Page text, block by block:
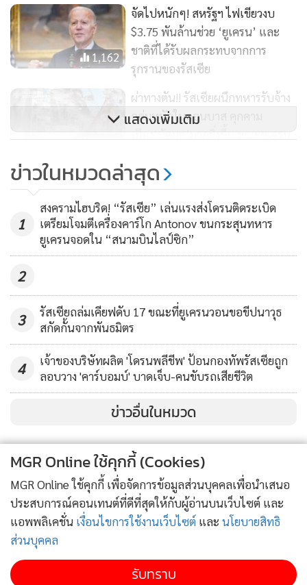
"ระบบใหม่ในด้านป้องกันตนเองและต่อต้านอากาศยาน อย่าง
เช่นแพทริออตของสหรัฐฯ หรือ Crotale ของฝรั่งเศส ไม่นานจะ
สามารถกำจัดภัยคุกคามที่มาจากปฏิบัติการยิงถล่มของรัสเซีย ซึ่ง
เล็งเป้าหมายเล่นงานโครงสร้างพื้นฐานทางพลังงานของยูเครน"
เขากล่าว พร้อมระบุว่าเราจะสามารถปิดน่านฟ้าได้ภายในเวลา
นอกจากนี้ โพโดลยัก ยังเชื่อด้วยว่าอีกไม่นาน ยูเครนจะสามารถ
สอยร่วงขีปนาวุธที่ยิงออกมาจากรัสเซียได้ถึง 95% จากระดับ
ปัจจุบัน 75%
(ที่มา : เอเอฟพี)
1,162
จัดไปหนักๆ! สหรัฐฯ ไฟเขียวงบ
$3.75 พันล้านช่วย ‘ยูเครน’ และ
ชาติที่ได้รับผลกระทบจากการ
รุกรานของรัสเซีย
2,161
ผ่าทางตัน!! รัสเซียผนึกทหารรับจ้าง
ถล่มหนักในดอนบาส คุกคาม
เมือง‘บัคมุต’มากยิ่งขึ้น ขณะยูเครน
เป้าหมาย‘เคียฟ’
441
Weekend Focus : จับตา
‘เกาหลีเหนือ’ เพิ่มคลังแสง
นิวเคลียร์ เสี่ยงทำคาบสมุทรเกาหลี
กลายเป็น ‘ยูเครนสอง’
แสดงเพิ่มเติม
ข่าวในหมวดล่าสุด
1
สงครามไฮบริด! “รัสเซีย” เล่นแรงส่งโดรนติดระเบิด
เตรียมโจมตีเครื่องคาร์โก Antonov ขนกระสุนทหาร
ยูเครนจอดใน “สนามบินไลป์ซิก”
2
3
รัสเซียถล่มเคียฟดับ 17 ขณะที่ยูเครนวอนขอขีปนาวุธ
สกัดกั้นจากพันธมิตร
4
เจ้าของบริษัทผลิต 'โดรนพลีชีพ' ป้อนกองทัพรัสเซียถูก
ลอบวาง 'คาร์บอมบ์' บาดเจ็บ-คนขับรถเสียชีวิต
ข่าวอื่นในหมวด
MGR Online ใช้คุกกี้ (Cookies)
MGR Online ใช้คุกกี้ เพื่อจัดการข้อมูลส่วนบุคคลเพื่อนำเสนอ
ประสบการณ์คอนเทนต์ที่ดีที่สุดให้กับผู้อ่านบนเว็บไซต์ และ
แอพพลิเคชั่น เงื่อนไขการใช้งานเว็บไซต์ และ นโยบายสิทธิ
ส่วนบุคคล
รับทราบ